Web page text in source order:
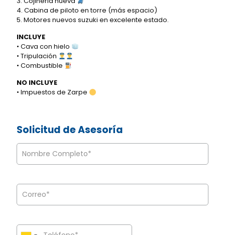
4. Cabina de piloto en torre (más espacio)
5. Motores nuevos suzuki en excelente estado.
INCLUYE
• Cava con hielo
• Tripulación
• Combustible
NO INCLUYE
• Impuestos de Zarpe
Solicitud de Asesoría